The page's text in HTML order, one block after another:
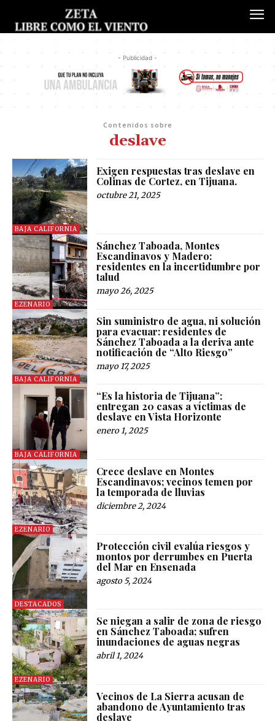
- Publicidad -
Contenidos sobre
deslave
BAJA CALIFORNIA
Exigen respuestas tras deslave en
Colinas de Cortez, en Tijuana.
octubre 21, 2025
EZENARIO
Sánchez Taboada, Montes
Escandinavos y Madero:
residentes en la incertidumbre por
talud
mayo 26, 2025
BAJA CALIFORNIA
Sin suministro de agua, ni solución
para evacuar: residentes de
Sánchez Taboada a la deriva ante
notificación de “Alto Riesgo”
mayo 17, 2025
BAJA CALIFORNIA
“Es la historia de Tijuana”:
entregan 20 casas a víctimas de
deslave en Vista Horizonte
enero 1, 2025
EZENARIO
Crece deslave en Montes
Escandinavos; vecinos temen por
la temporada de lluvias
diciembre 2, 2024
DESTACADOS
Protección civil evalúa riesgos y
montos por derrumbes en Puerta
del Mar en Ensenada
agosto 5, 2024
EZENARIO
Se niegan a salir de zona de riesgo
en Sánchez Taboada; sufren
inundaciones de aguas negras
abril 1, 2024
Vecinos de La Sierra acusan de
abandono de Ayuntamiento tras
deslave